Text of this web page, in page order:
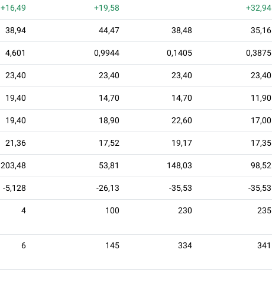
+16,49 +19,58 +32,94
38,94 44,47 38,48 35,16
4,601 0,9944 0,1405 0,3875
23,40 23,40 23,40 23,40
19,40 14,70 14,70 11,90
19,40 18,90 22,60 17,00
21,36 17,52 19,17 17,35
203,48 53,81 148,03 98,52
-5,128 -26,13 -35,53 -35,53
4 100 230 235
6 145 334 341